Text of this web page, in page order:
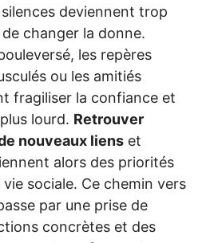
deviennent trop
changer la donne.
les repères
ou les amitiés
fragiliser la confiance et
lourd. Retrouver
nouveaux liens et
alors des priorités
sociale. Ce chemin vers
par une prise de
concrètes et des